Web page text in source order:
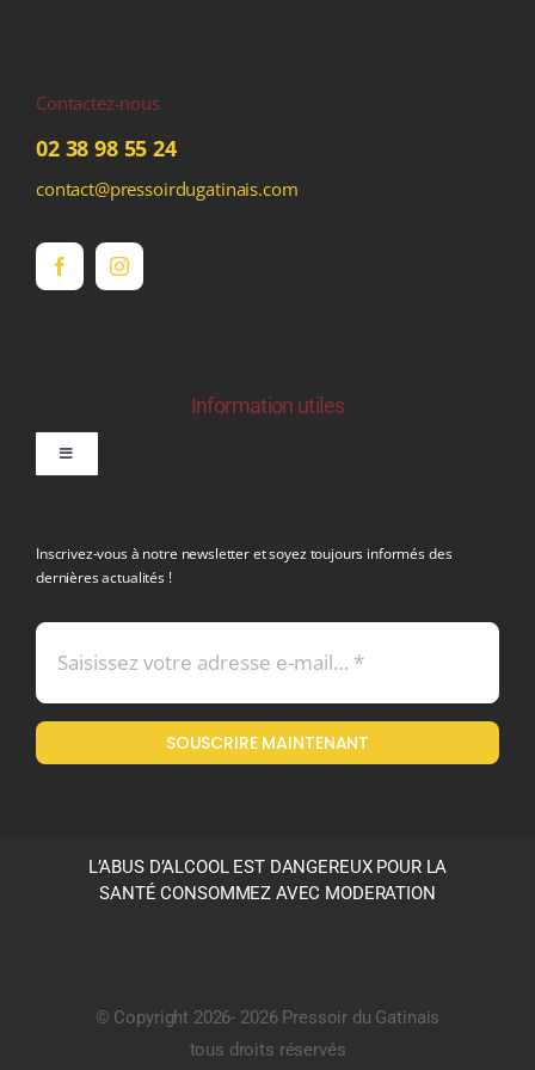
Contactez-nous
02 38 98 55 24
contact@pressoirdugatinais.com
Information utiles
Toggle
Mentions légales
Politique en matière de remboursements et de retours
Inscrivez-vous à notre newsletter et soyez toujours informés des
dernières actualités !
SOUSCRIRE MAINTENANT
L’ABUS D’ALCOOL EST DANGEREUX POUR LA
SANTÉ CONSOMMEZ AVEC MODERATION
© Copyright 2026- 2026 Pressoir du Gatinais
tous droits réservés